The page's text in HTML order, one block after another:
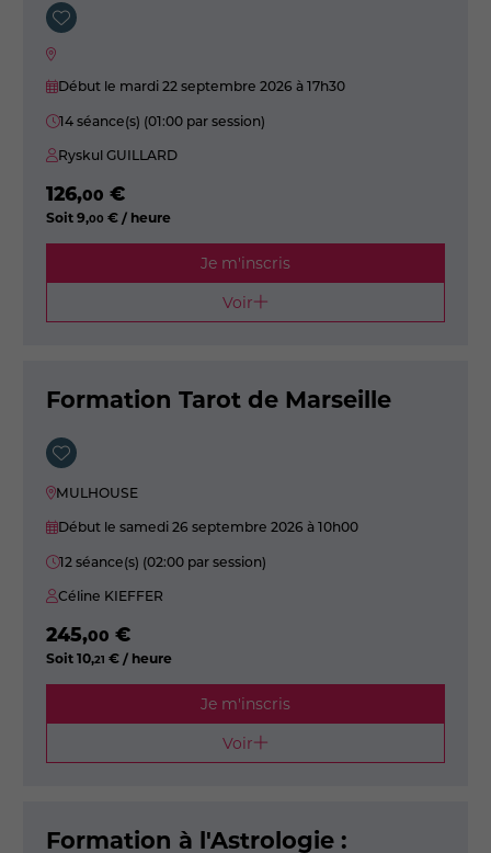
Début le mardi 22 septembre 2026 à 17h30
14 séance(s) (01:00 par session)
Ryskul GUILLARD
126,00 €
Soit9,00 € / heure
Je m'inscris
Voir
Formation Tarot de Marseille
MULHOUSE
Début le samedi 26 septembre 2026 à 10h00
12 séance(s) (02:00 par session)
Céline KIEFFER
245,00 €
Soit10,21 € / heure
Je m'inscris
Voir
Formation à l'Astrologie :